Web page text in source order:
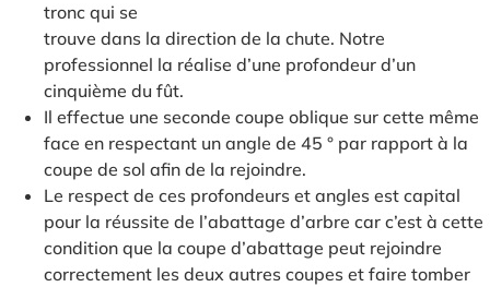
tronc qui se
trouve dans la direction de la chute. Notre
professionnel la réalise d’une profondeur d’un
cinquième du fût.
Il effectue une seconde coupe oblique sur cette même
face en respectant un angle de 45 ° par rapport à la
coupe de sol afin de la rejoindre.
Le respect de ces profondeurs et angles est capital
pour la réussite de l’abattage d’arbre car c’est à cette
condition que la coupe d’abattage peut rejoindre
correctement les deux autres coupes et faire tomber